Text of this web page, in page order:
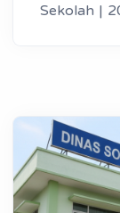
Sekolah |